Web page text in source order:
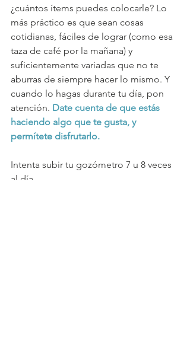
¿cuántos ítems puedes colocarle? Lo
más práctico es que sean cosas
cotidianas, fáciles de lograr (como esa
taza de café por la mañana) y
suficientemente variadas que no te
aburras de siempre hacer lo mismo. Y
cuando lo hagas durante tu día, pon
atención. Date cuenta de que estás
haciendo algo que te gusta, y
permítete disfrutarlo.
Intenta subir tu gozómetro 7 u 8 veces
al día.